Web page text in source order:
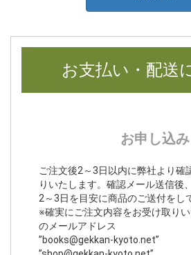
お支払い・配送
お申し込み
ご注文後2～3日以内に弊社より確
りいたします。確認メール送信後
2～3日を目安に商品のご送付をし
※確実にご注文内容をお受け取り
のメールアドレス
”books@gekkan-kyoto.net”